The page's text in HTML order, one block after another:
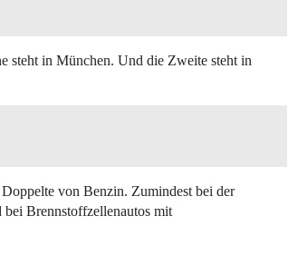
steht in München. Und die Zweite steht in
von Benzin. Zumindest bei der
Brennstoffzellenautos mit